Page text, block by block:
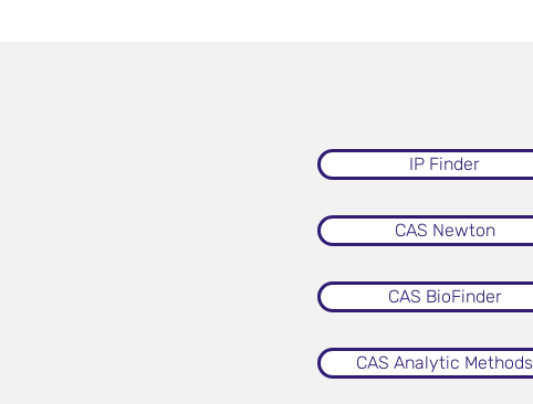
IP Finder
CAS Newton
CAS BioFinder
CAS Analytic Methods